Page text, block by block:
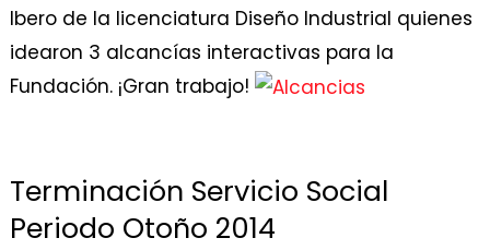
Ibero de la licenciatura Diseño Industrial quienes
idearon 3 alcancías interactivas para la
Fundación. ¡Gran trabajo!
Terminación Servicio Social
Periodo Otoño 2014